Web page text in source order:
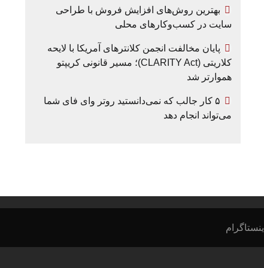
بهترین روش‌های افزایش فروش با طراحی
سایت در کسب‌وکارهای محلی
پایان مخالفت انجمن کلانترهای آمریکا با لایحه
کلاریتی (CLARITY Act)؛ مسیر قانونی کریپتو
هموارتر شد
۵ کار جالب که نمی‌دانستید روتر وای فای شما
می‌تواند انجام دهد
اینستاگرام